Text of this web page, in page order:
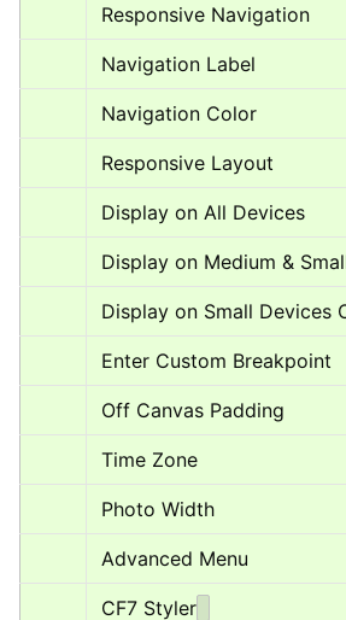
Responsive Navigation
Navigation Label
Navigation Color
Responsive Layout
Display on All Devices
Display on Medium &
Display on Small Devices
Enter Custom Breakpoint
Off Canvas Padding
Time Zone
Photo Width
Advanced Menu
CF7 Styler